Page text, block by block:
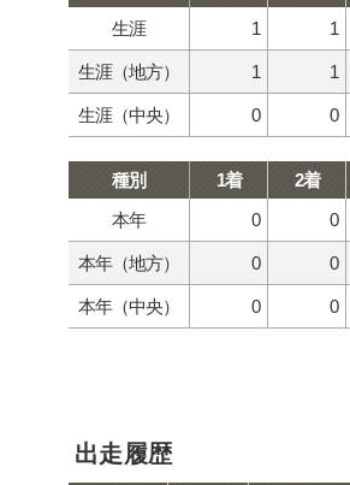
生涯
1 1
生涯（地方） 1 1
生涯（中央） 0 0
種別 1着 2着
本年
0 0
本年（地方） 0 0
本年（中央） 0 0
出走履歴